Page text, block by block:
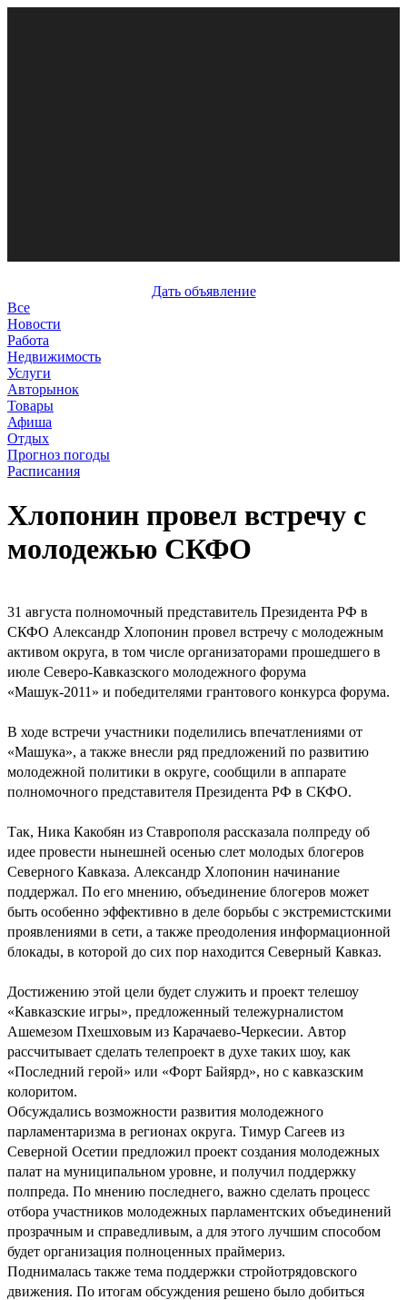
Дать объявление
Все
Новости
Работа
Недвижимость
Услуги
Авторынок
Товары
Афиша
Отдых
Прогноз погоды
Расписания
Хлопонин провел встречу с
молодежью СКФО
31 августа полномочный представитель Президента РФ в
СКФО Александр Хлопонин провел встречу с молодежным
активом округа, в том числе организаторами прошедшего в
июле Северо-Кавказского молодежного форума
«Машук-2011» и победителями грантового конкурса форума.
В ходе встречи участники поделились впечатлениями от
«Машука», а также внесли ряд предложений по развитию
молодежной политики в округе, сообщили в аппарате
полномочного представителя Президента РФ в СКФО.
Так, Ника Какобян из Ставрополя рассказала полпреду об
идее провести нынешней осенью слет молодых блогеров
Северного Кавказа. Александр Хлопонин начинание
поддержал. По его мнению, объединение блогеров может
быть особенно эффективно в деле борьбы с экстремистскими
проявлениями в сети, а также преодоления информационной
блокады, в которой до сих пор находится Северный Кавказ.
Достижению этой цели будет служить и проект телешоу
«Кавказские игры», предложенный тележурналистом
Ашемезом Пхешховым из Карачаево-Черкесии. Автор
рассчитывает сделать телепроект в духе таких шоу, как
«Последний герой» или «Форт Байярд», но с кавказским
колоритом.
Обсуждались возможности развития молодежного
парламентаризма в регионах округа. Тимур Сагеев из
Северной Осетии предложил проект создания молодежных
палат на муниципальном уровне, и получил поддержку
полпреда. По мнению последнего, важно сделать процесс
отбора участников молодежных парламентских объединений
прозрачным и справедливым, а для этого лучшим способом
будет организация полноценных праймериз.
Поднималась также тема поддержки стройотрядовского
движения. По итогам обсуждения решено было добиться